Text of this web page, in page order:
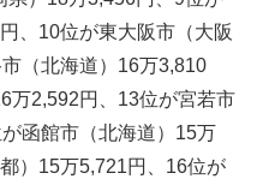
、10位が東大阪市（大阪
（北海道）16万3,810
万2,592円、13位が宮若市
函館市（北海道）15万
）15万5,721円、16位が